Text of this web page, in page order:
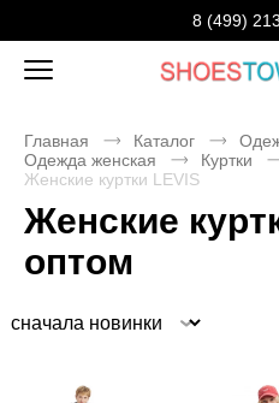
8 (499)
Главная Каталог
Одежда женская
Куртки
Женские куртки LEVIS
Женские
оптом